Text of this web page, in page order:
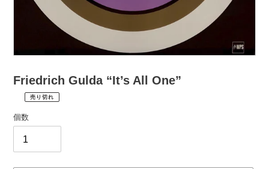
Friedrich Gulda “It’s All One”
常
価
格
¥2,970
売り切れ
税
込
送
個数